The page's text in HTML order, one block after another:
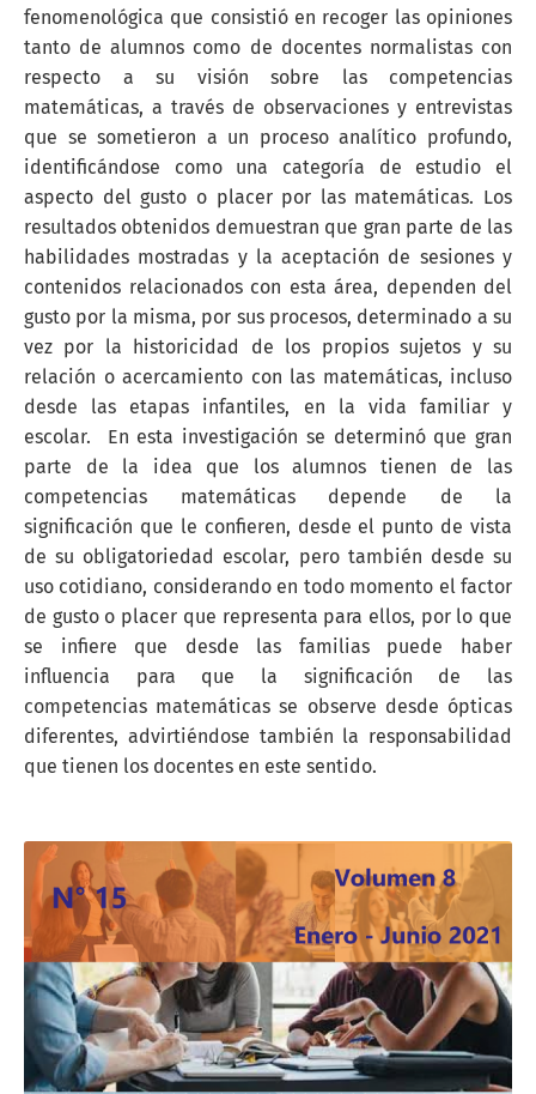
fenomenológica que consistió en recoger las opiniones
tanto de alumnos como de docentes normalistas con
respecto a su visión sobre las competencias
matemáticas, a través de observaciones y entrevistas
que se sometieron a un proceso analítico profundo,
identificándose como una categoría de estudio el
aspecto del gusto o placer por las matemáticas. Los
resultados obtenidos demuestran que gran parte de las
habilidades mostradas y la aceptación de sesiones y
contenidos relacionados con esta área, dependen del
gusto por la misma, por sus procesos, determinado a su
vez por la historicidad de los propios sujetos y su
relación o acercamiento con las matemáticas, incluso
desde las etapas infantiles, en la vida familiar y
escolar. En esta investigación se determinó que gran
parte de la idea que los alumnos tienen de las
competencias matemáticas depende de la
significación que le confieren, desde el punto de vista
de su obligatoriedad escolar, pero también desde su
uso cotidiano, considerando en todo momento el factor
de gusto o placer que representa para ellos, por lo que
se infiere que desde las familias puede haber
influencia para que la significación de las
competencias matemáticas se observe desde ópticas
diferentes, advirtiéndose también la responsabilidad
que tienen los docentes en este sentido.